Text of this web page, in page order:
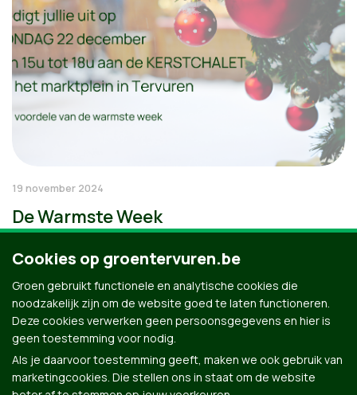
19 november 2024
De Warmste Week
Cookies op groentervuren.be
Groen gebruikt functionele en analytische cookies die
noodzakelijk zijn om de website goed te laten functioneren.
Deze cookies verwerken geen persoonsgegevens en hier is
geen toestemming voor nodig.
Als je daarvoor toestemming geeft, maken we ook gebruik van
marketingcookies. Die stellen ons in staat om de website